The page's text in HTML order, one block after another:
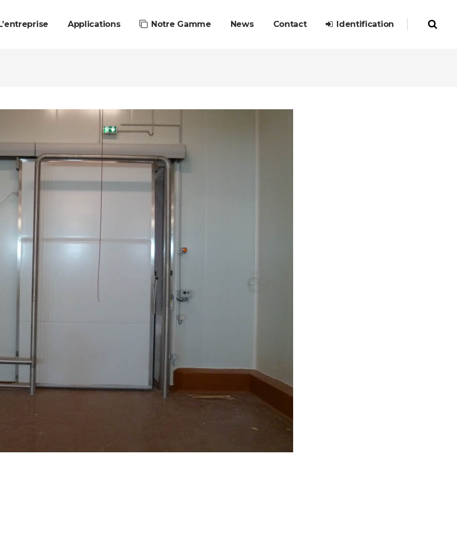
Applications Notre Gamme News Contact Identification